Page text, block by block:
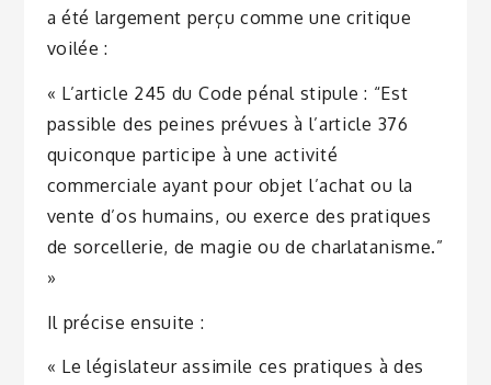
a été largement perçu comme une critique
voilée :
« L’article 245 du Code pénal stipule : “Est
passible des peines prévues à l’article 376
quiconque participe à une activité
commerciale ayant pour objet l’achat ou la
vente d’os humains, ou exerce des pratiques
de sorcellerie, de magie ou de charlatanisme.”
»
Il précise ensuite :
« Le législateur assimile ces pratiques à des